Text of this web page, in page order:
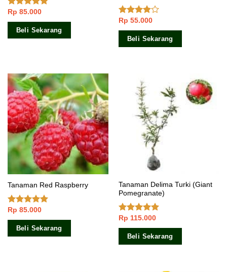
Dinilai
4.50dari 5
Rp 85.000
Beli Sekarang
Dinilai
3.67dari
Rp 55.000
Beli Sekarang
Tanaman Red Raspberry
Dinilai5.00
dari 5
Rp 85.000
Beli Sekarang
Tanaman Delima Turki (Giant
Pomegranate)
Dinilai5.00
dari 5
Rp 115.000
Beli Sekarang